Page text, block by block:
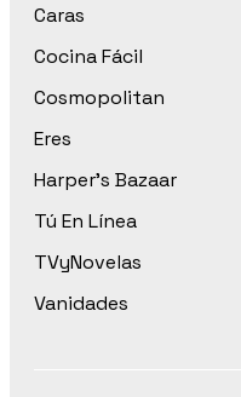
Caras
Cocina Fácil
Cosmopolitan
Eres
Harper’s Bazaar
Tú En Línea
TVyNovelas
Vanidades